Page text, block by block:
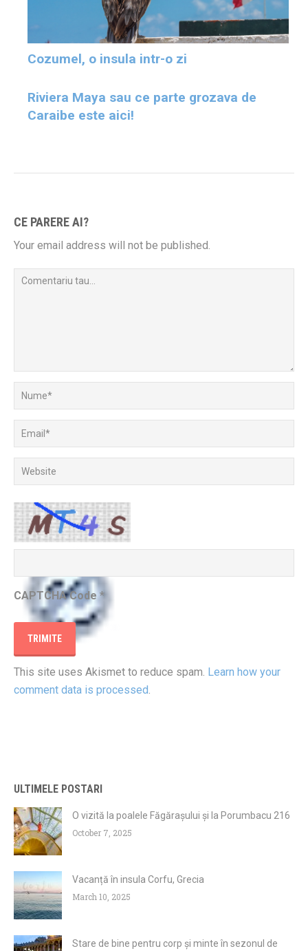
Cozumel, o insula intr-o zi
Riviera Maya sau ce parte grozava de
Caraibe este aici!
CE PARERE AI?
Your email address will not be published.
CAPTCHA Code *
This site uses Akismet to reduce spam. Learn how your
comment data is processed.
ULTIMELE POSTARI
O vizită la poalele Făgărașului și la Porumbacu 216
October 7, 2025
Vacanță în insula Corfu, Grecia
March 10, 2025
Stare de bine pentru corp și minte în sezonul de